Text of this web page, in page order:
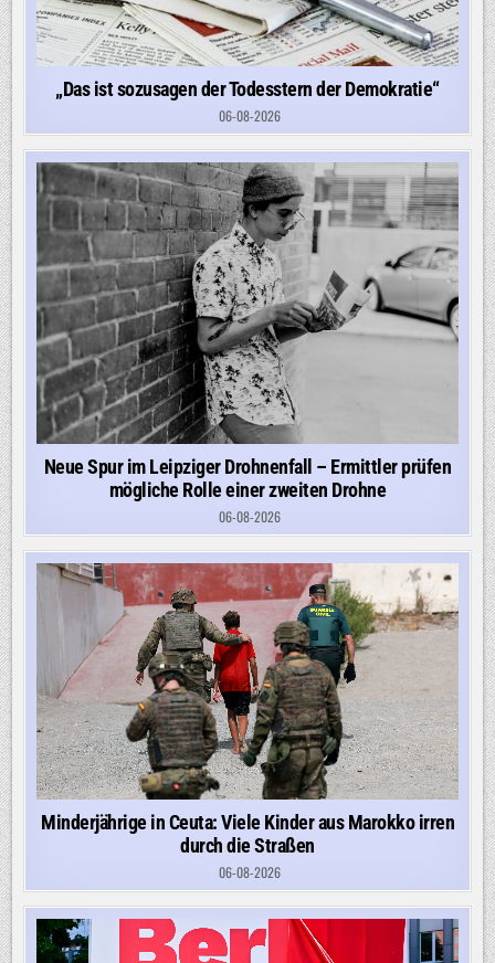
„Das ist sozusagen der Todesstern der Demokratie“
06-08-2026
Neue Spur im Leipziger Drohnenfall – Ermittler prüfen
mögliche Rolle einer zweiten Drohne
06-08-2026
Minderjährige in Ceuta: Viele Kinder aus Marokko irren
durch die Straßen
06-08-2026